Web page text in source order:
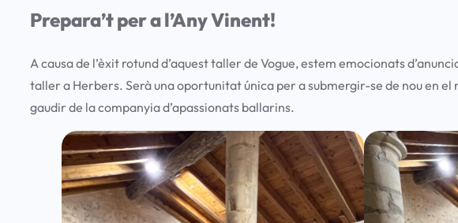
Prepara’t per a l’Any Vinent!
A causa de l’èxit rotund d’aquest taller de Vogue, estem emocionats
taller a Herbers. Serà una oportunitat única per a submergir-se de nou en el
gaudir de la companyia d’apassionats ballarins.